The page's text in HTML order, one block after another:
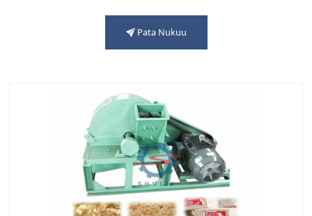
Pata Nukuu